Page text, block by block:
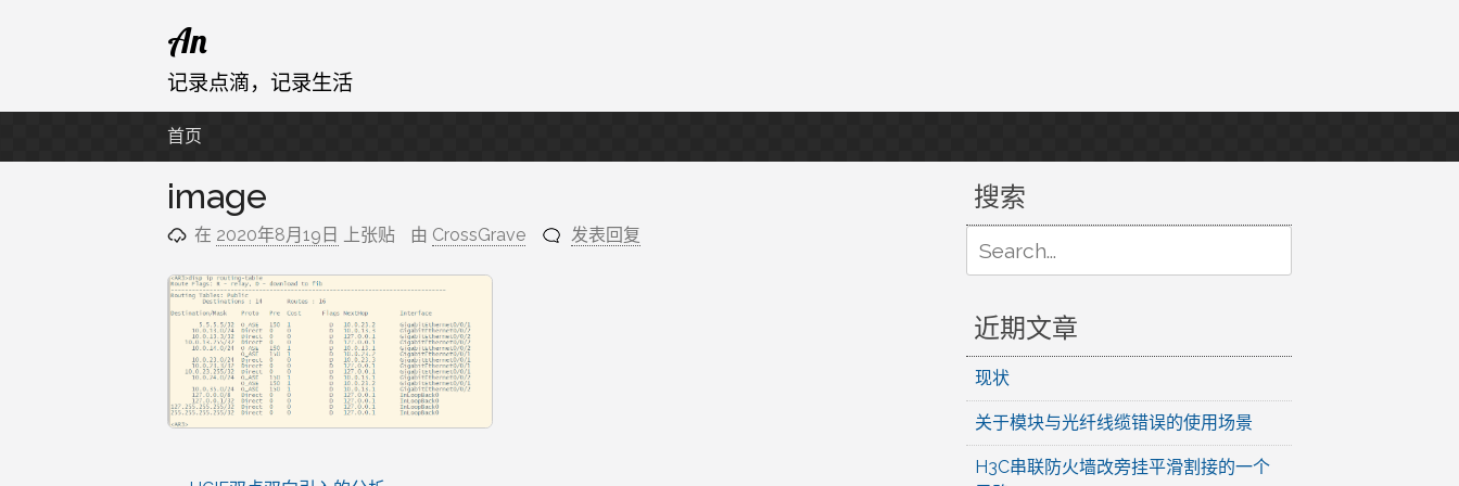
跳
至
内
An
记录点滴，记录生活
首页
image
在 2020年8月19日 上张贴 由 CrossGrave 发表回复
搜索
for:
近期文章
现状
关于模块与光纤线缆错误的使用场景
H3C串联防火墙改旁挂平滑割接的一个